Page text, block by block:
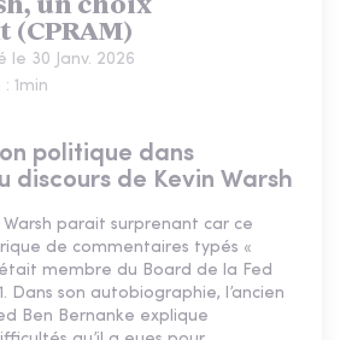
le 30 Janv. 2026
: 1min
politique dans
discours de Kevin Warsh
Warsh parait surprenant car ce
de commentaires typés «
était membre du Board de la Fed
Dans son autobiographie, l’ancien
Ben Bernanke explique